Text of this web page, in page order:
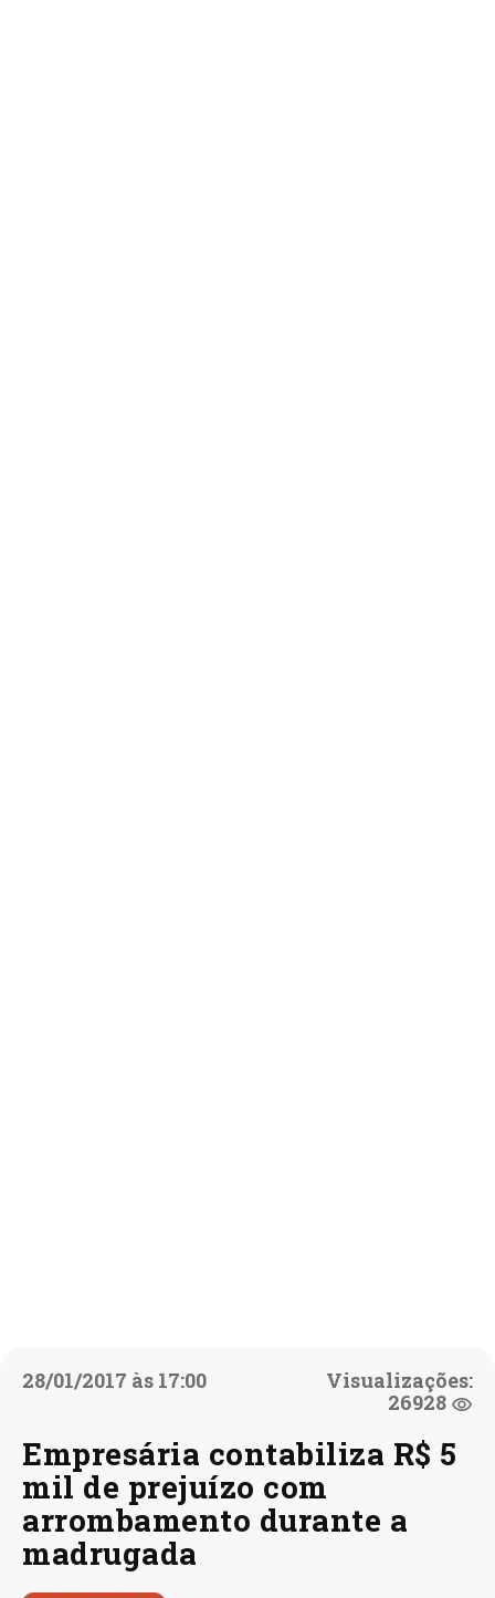
28/01/2017 às 17:00
Visualizações:
26928
Empresária contabiliza R$ 5
mil de prejuízo com
arrombamento durante a
madrugada